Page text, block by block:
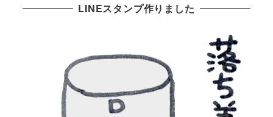
LINEスタンプ作りました